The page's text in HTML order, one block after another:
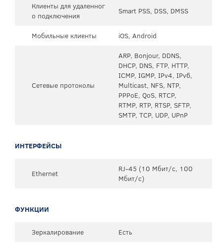
Клиенты для удаленног
о подключения
Smart PSS, DSS, DMSS
Мобильные клиенты iOS, Android
Сетевые протоколы
ARP, Bonjour, DDNS,
DHCP, DNS, FTP, HTTP,
ICMP, IGMP, IPv4, IPv6,
Multicast, NFS, NTP,
PPPoE, QoS, RTCP,
RTMP, RTP, RTSP, SFTP,
SMTP, TCP, UDP, UPnP
ИНТЕРФЕЙСЫ
Ethernet
RJ-45 (10 Мбит/с, 100
Мбит/с)
ФУНКЦИИ
Зеркалирование
Есть